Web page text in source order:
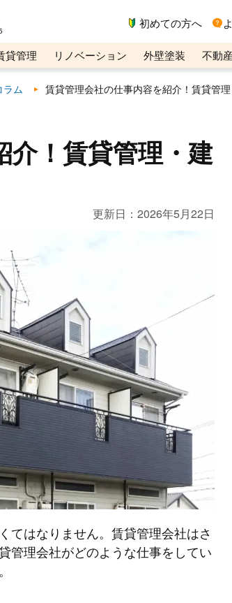
初めての方へ
貸管理 リノベーション 外壁塗装
不動
マガジンBiz
ラム 賃貸管理会社の仕事内容を紹介！賃貸管
介！賃貸管理・建
更新日： 2026年5月22日
てはなりません。賃貸管理会社はさ
管理会社がどのような仕事をしてい